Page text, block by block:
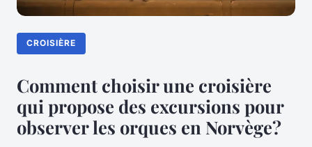
CROISIÈRE
Comment choisir une croisière
qui propose des excursions pour
observer les orques en Norvège?